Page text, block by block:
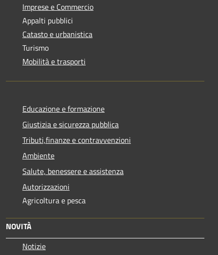
Imprese e Commercio
Appalti pubblici
Catasto e urbanistica
Turismo
Mobilità e trasporti
Educazione e formazione
Giustizia e sicurezza pubblica
Tributi,finanze e contravvenzioni
Ambiente
Salute, benessere e assistenza
Autorizzazioni
Agricoltura e pesca
NOVITÀ
Notizie